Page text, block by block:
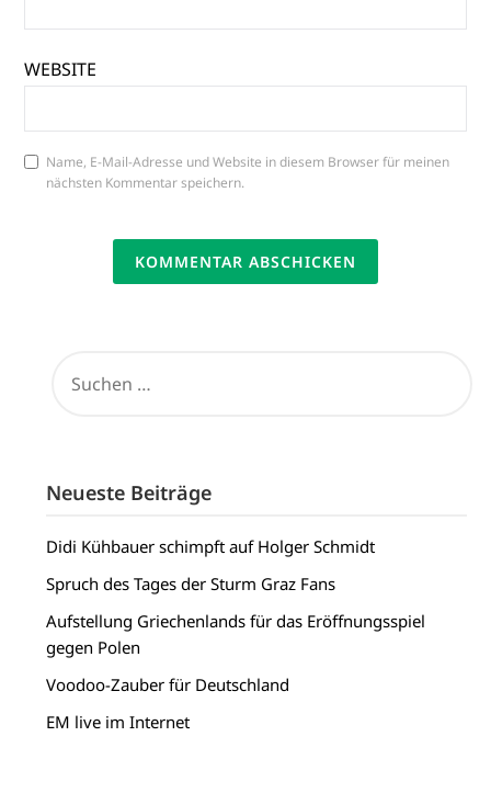
WEBSITE
Name, E-Mail-Adresse und Website in diesem Browser für meinen
nächsten Kommentar speichern.
NACH:
Neueste Beiträge
Didi Kühbauer schimpft auf Holger Schmidt
Spruch des Tages der Sturm Graz Fans
Aufstellung Griechenlands für das Eröffnungsspiel
gegen Polen
Voodoo-Zauber für Deutschland
EM live im Internet